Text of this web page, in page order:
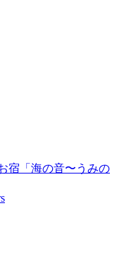
宿「海の音〜うみの